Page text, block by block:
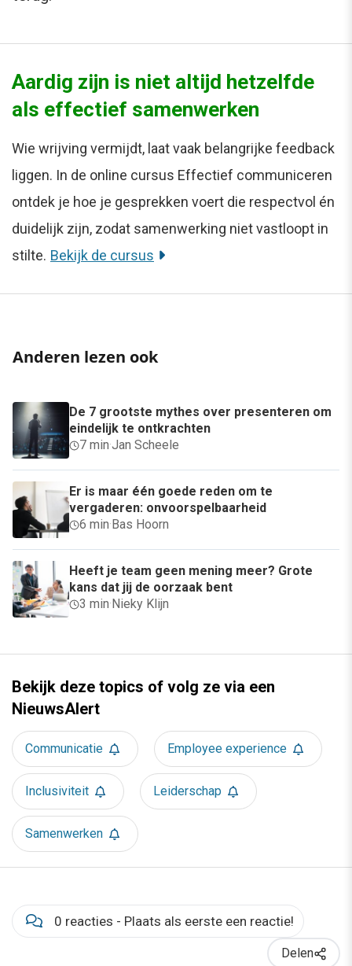
Aardig zijn is niet altijd hetzelfde
als effectief samenwerken
Wie wrijving vermijdt, laat vaak belangrijke feedback
liggen. In de online cursus Effectief communiceren
ontdek je hoe je gesprekken voert die respectvol én
duidelijk zijn, zodat samenwerking niet vastloopt in
stilte. Bekijk de cursus
Anderen lezen ook
De 7 grootste mythes over presenteren om
eindelijk te ontkrachten
7 min·Jan Scheele
Er is maar één goede reden om te
vergaderen: onvoorspelbaarheid
6 min· Bas Hoorn
Heeft je team geen mening meer? Grote
kans dat jij de oorzaak bent
3 min· Nieky Klijn
Bekijk deze topics of volg ze via een
NieuwsAlert
Communicatie Employee experience
Inclusiviteit Leiderschap
Samenwerken
0 reacties - Plaats als eerste een reactie!
Delen